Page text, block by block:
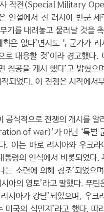
사 작전(Special Military
연설에서 친 러시아 반군 세
기를 내려놓고 물러날 것을
은 없다’면서도 누군가가
로 대응할 것’이라 경고했다.
침공을 개시 했다’고 밝혔
되었다. 이 전쟁은 시작에서
공식적으로 전쟁의 개시를 알
of war)’가 아닌 ‘특별
. 이는 바로 러시아와 우크라
통령의 인식에서 비롯되었다.
는 소련에 의해 창조’되었으
아의 영토’라고 말했다. 푸틴
시아가 강탈’되었으며, 우크
미국의 식민지’라고 했다. 따